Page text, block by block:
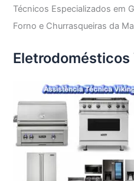
Técnicos Especializados em
Forno e Churrasqueiras da
Eletrodomésticos